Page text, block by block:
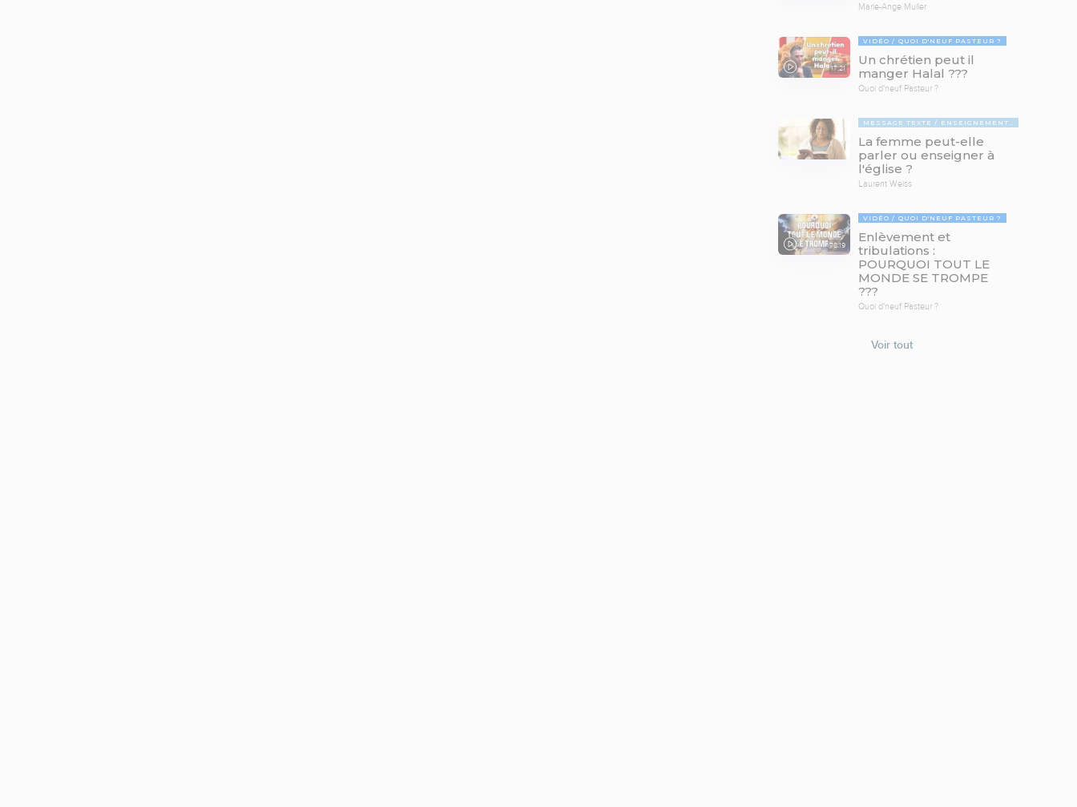
Marie-Ange Muller
17:21
VIDÉO QUOI D'NEUF PASTEUR ?
Un chrétien peut il
manger Halal ???
Quoi d'neuf Pasteur ?
MESSAGE TEXTE ENSEIGNEMENTS BIBLIQUES
La femme peut-elle
parler ou enseigner à
l'église ?
Laurent Weiss
78:19
VIDÉO QUOI D'NEUF PASTEUR ?
Enlèvement et
tribulations :
POURQUOI TOUT LE
MONDE SE TROMPE
???
Quoi d'neuf Pasteur ?
Voir tout